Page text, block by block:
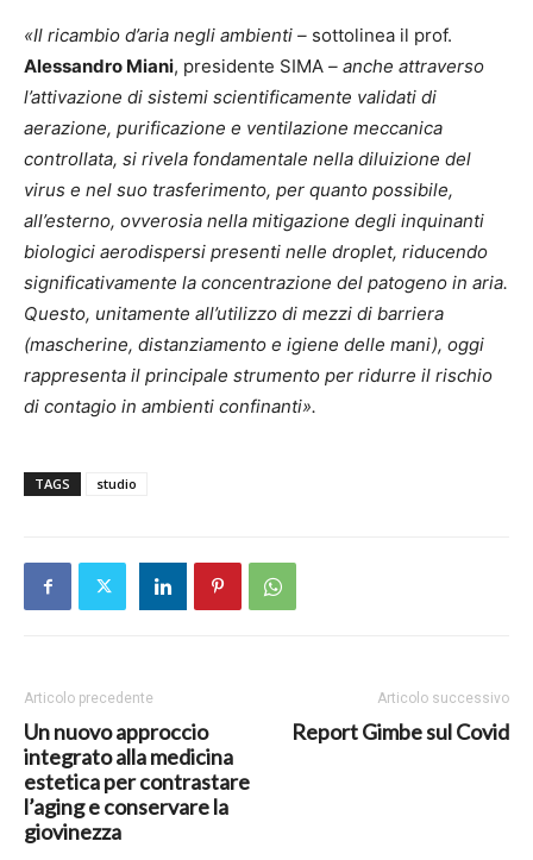
«Il ricambio d’aria negli ambienti – sottolinea il prof.
Alessandro Miani, presidente SIMA – anche attraverso
l’attivazione di sistemi scientificamente validati di
aerazione, purificazione e ventilazione meccanica
controllata, si rivela fondamentale nella diluizione del
virus e nel suo trasferimento, per quanto possibile,
all’esterno, ovverosia nella mitigazione degli inquinanti
biologici aerodispersi presenti nelle droplet, riducendo
significativamente la concentrazione del patogeno in aria.
Questo, unitamente all’utilizzo di mezzi di barriera
(mascherine, distanziamento e igiene delle mani), oggi
rappresenta il principale strumento per ridurre il rischio
di contagio in ambienti confinanti».
TAGS studio
Articolo precedente
Un nuovo approccio
integrato alla medicina
estetica per contrastare
l’aging e conservare la
giovinezza
Articolo successivo
Report Gimbe sul Covid